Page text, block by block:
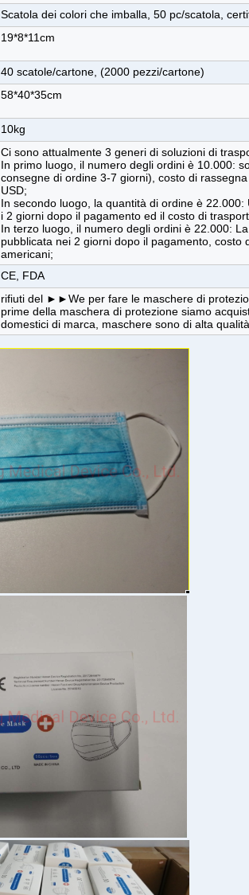
Scatola dei colori che imballa, 50 pc/scatola,
19*8*11cm
40 scatole/cartone, (2000 pezzi/cartone)
58*40*35cm
10kg
Ci sono attualmente 3 generi di soluzioni di
In primo luogo, il numero degli ordini è 10.000:
consegne di ordine 3-7 giorni), costo di
USD;
In secondo luogo, la quantità di ordine è
i 2 giorni dopo il pagamento ed il costo di
In terzo luogo, il numero degli ordini è 22.000:
pubblicata nei 2 giorni dopo il pagamento,
americani;
CE, FDA
rifiuti del ►►We per fare le maschere di
prime della maschera di protezione siamo
domestici di marca, maschere sono di alta